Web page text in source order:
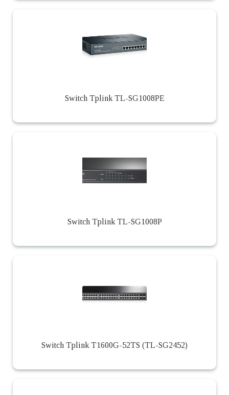
Switch Tplink TL-SG1008PE
Switch Tplink TL-SG1008P
Switch Tplink T1600G-52TS (TL-SG2452)